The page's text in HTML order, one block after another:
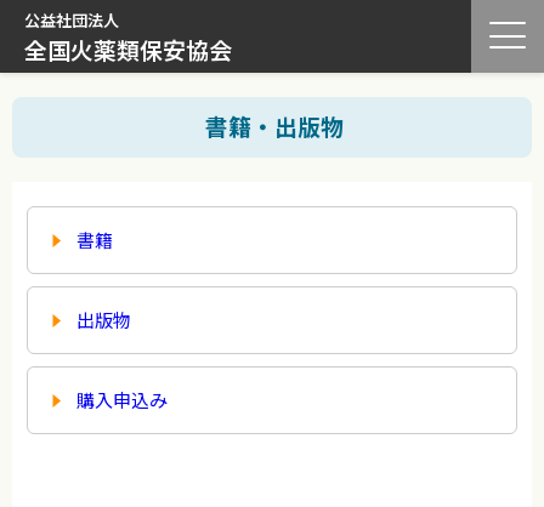
公益社団法人
全国火薬類保安協会
書籍・出版物
書籍
出版物
購入申込み